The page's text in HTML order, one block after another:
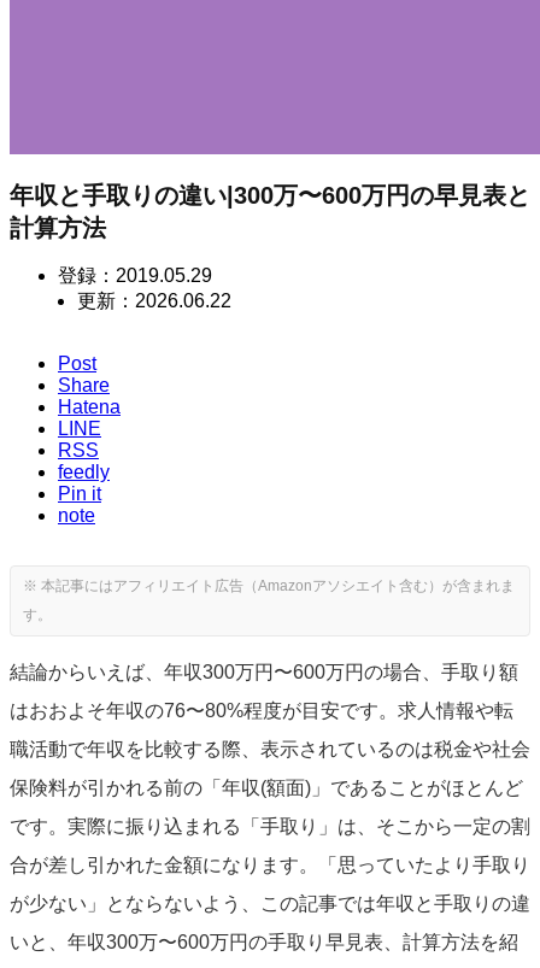
年収と手取りの違い|300万〜600万円の早見表と
計算方法
登録： 2019.05.29
更新： 2026.06.22
Post
Share
Hatena
LINE
RSS
feedly
Pin it
note
結論からいえば、年収300万円〜600万円の場合、手取り額
はおおよそ年収の76〜80%程度が目安です。求人情報や転
職活動で年収を比較する際、表示されているのは税金や社会
保険料が引かれる前の「年収(額面)」であることがほとんど
です。実際に振り込まれる「手取り」は、そこから一定の割
合が差し引かれた金額になります。「思っていたより手取り
が少ない」とならないよう、この記事では年収と手取りの違
いと、年収300万〜600万円の手取り早見表、計算方法を紹